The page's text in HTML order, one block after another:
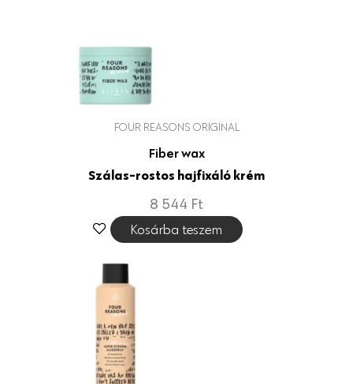
FOUR REASONS ORIGINAL
Fiber wax
Szálas-rostos hajfixáló krém
8 544 Ft
Kosárba teszem